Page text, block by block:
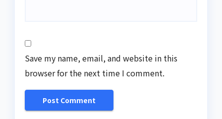
Save my name, email, and website in this
browser for the next time I comment.